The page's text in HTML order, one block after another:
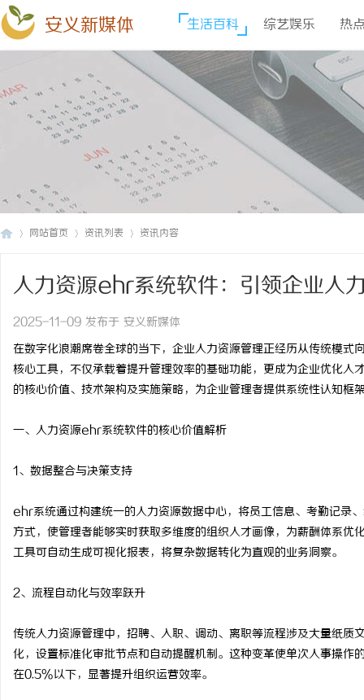
安义新媒体 生活百科 综艺娱乐 热
网站首页 资讯列表 资讯内容
人力资源ehr系统软件：引领企业人
2025-11-09 发布于 安义新媒体
在数字化浪潮席卷全球的当下，企业人力资源管理正经历从传统模式
核心工具，不仅承载着提升管理效率的基础功能，更成为企业优化
的核心价值、技术架构及实施策略，为企业管理者提供系统性认知框
一、人力资源ehr系统软件的核心价值解析
1、数据整合与决策支持
ehr系统通过构建统一的人力资源数据中心，将员工信息、考勤记录
方式，使管理者能够实时获取多维度的组织人才画像，为薪酬体系
工具可自动生成可视化报表，将复杂数据转化为直观的业务洞察。
2、流程自动化与效率跃升
传统人力资源管理中，招聘、入职、调动、离职等流程涉及大量纸
化，设置标准化审批节点和自动提醒机制。这种变革使单次人事操
在0.5%以下，显著提升组织运营效率。